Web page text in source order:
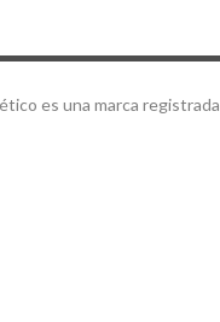
es una marca registrada